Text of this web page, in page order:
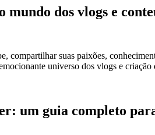
mundo dos vlogs e
compartilhar suas paixões,
universo dos vlogs e
um guia completo